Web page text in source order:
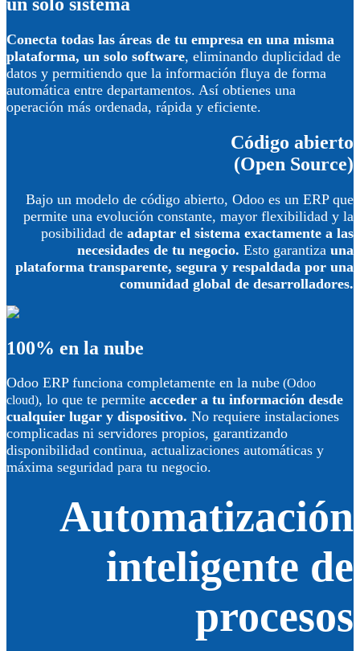
Conecta todas las áreas de tu empresa en una misma
plataforma, un solo software, eliminando duplicidad de
datos y permitiendo que la información fluya de forma
automática entre departamentos. Así obtienes una
operación más ordenada, rápida y eficiente.
Código abierto
(Open Source)
Bajo un modelo de código abierto, Odoo es un ERP que
permite una evolución constante, mayor flexibilidad y la
posibilidad de adaptar el sistema exactamente a las
necesidades de tu negocio. Esto garantiza una
plataforma transparente, segura y respaldada por una
comunidad global de desarrolladores.
100% en la nube
Odoo ERP funciona completamente en la nube (Odoo
cloud), lo que te permite acceder a tu información desde
cualquier lugar y dispositivo. No requiere instalaciones
complicadas ni servidores propios, garantizando
disponibilidad continua, actualizaciones automáticas y
máxima seguridad para tu negocio.
Automatización
inteligente de
procesos